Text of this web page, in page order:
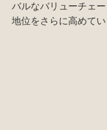
バルなバリューチェ
地位をさらに高めて